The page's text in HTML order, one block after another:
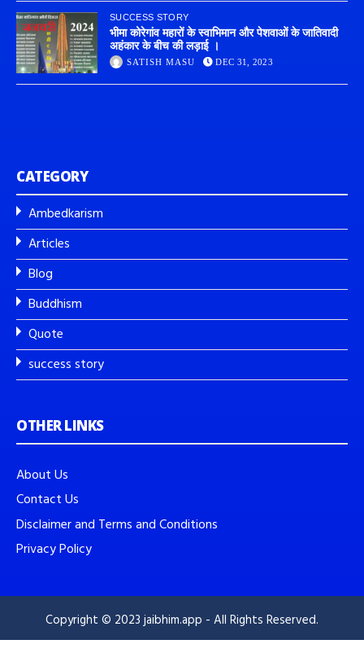
SUCCESS STORY
भीमा कोरेगांव महारों के स्वाभिमान और पेशवाओं के जातिवादी
अहंकार के बीच की लड़ाई ।
SATISH MASU DEC 31, 2023
CATEGORY
Ambedkarism
Articles
Blog
Buddhism
Quote
success story
OTHER LINKS
About Us
Contact Us
Disclaimer and Terms and Conditions
Privacy Policy
Copyright © 2023 jaibhim.app - All Rights Reserved.